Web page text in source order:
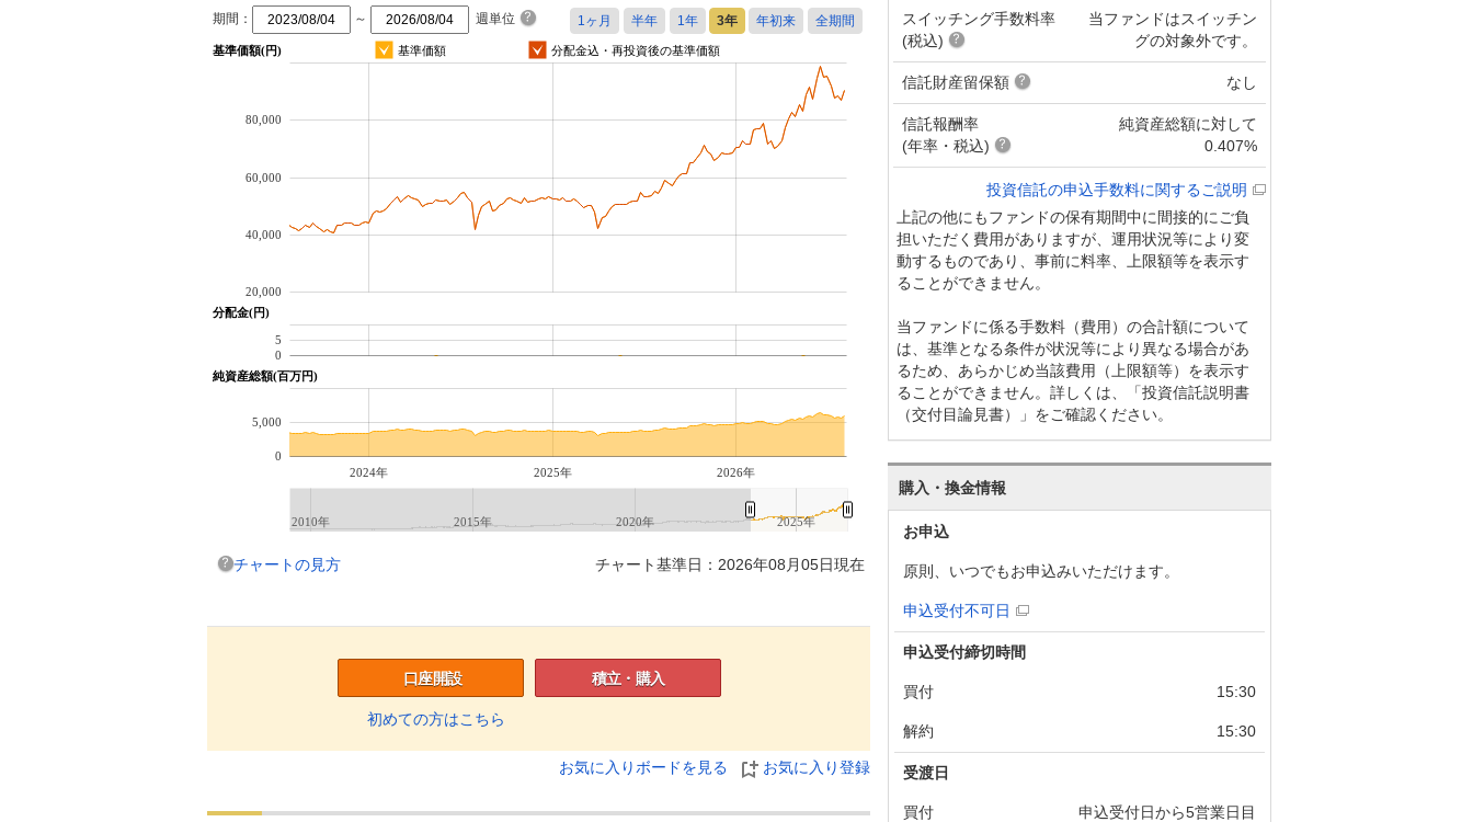
期間： ～ 週単位
基準価額(円) 基準価額 分配金込・再投資後の基準価額
20,000
40,000
60,000
80,000
分配金(円)
0
5
純資産総額(百万円)
2024年 2025年 2026年
0
5,000
2010年 2015年 2020年 2025年
チャートの見方 チャート基準日：2026年08月05日現在
口座開設
初めての方はこちら
積立・購入
お気に入りボードを見る お気に入り登録
スイッチング手数料率
(税込)
当ファンドはスイッチン
グの対象外です。
信託財産留保額 なし
信託報酬率
(年率・税込)
純資産総額に対して
0.407%
投資信託の申込手数料に関するご説明
上記の他にもファンドの保有期間中に間接的にご負
担いただく費用がありますが、運用状況等により変
動するものであり、事前に料率、上限額等を表示す
ることができません。
当ファンドに係る手数料（費用）の合計額について
は、基準となる条件が状況等により異なる場合があ
るため、あらかじめ当該費用（上限額等）を表示す
ることができません。詳しくは、「投資信託説明書
（交付目論見書）」をご確認ください。
購入・換金情報
お申込
原則、いつでもお申込みいただけます。
申込受付不可日
申込受付締切時間
買付 15:30
解約 15:30
受渡日
買付 申込受付日から5営業日目